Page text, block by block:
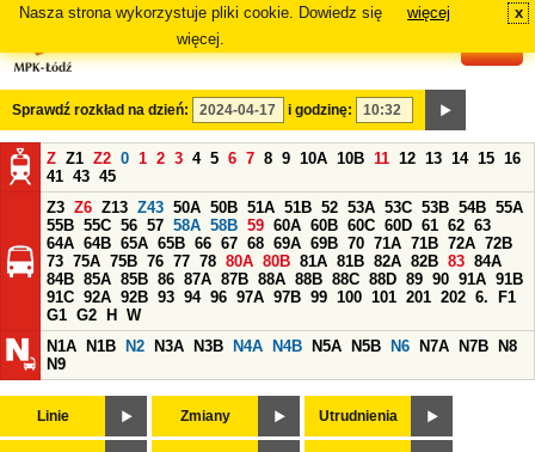
Nasza strona wykorzystuje pliki cookie. Dowiedz się
więcej.
więcej x
Sprawdź rozkład na dzień: i godzinę:
Z Z1 Z2 0 1 2 3 4 5 6 7 8 9 10A 10B 11 12 13 14 15 16
41 43 45
Z3 Z6 Z13 Z43 50A 50B 51A 51B 52 53A 53C 53B 54B 55A
55B 55C 56 57 58A 58B 59 60A 60B 60C 60D 61 62 63
64A 64B 65A 65B 66 67 68 69A 69B 70 71A 71B 72A 72B
73 75A 75B 76 77 78 80A 80B 81A 81B 82A 82B 83 84A
84B 85A 85B 86 87A 87B 88A 88B 88C 88D 89 90 91A 91B
91C 92A 92B 93 94 96 97A 97B 99 100 101 201 202 6.
F1
G1 G2 H
W
N1A
N1B N2 N3A N3B N4A N4B N5A N5B N6 N7A N7B
N8
N9
Linie Zmiany Utrudnienia